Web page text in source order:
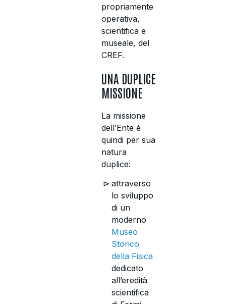
propriamente
operativa,
scientifica e
museale, del
CREF.
UNA DUPLICE
MISSIONE
La missione
dell’Ente è
quindi per sua
natura
duplice:
attraverso
lo sviluppo
di un
moderno
Museo
Storico
della Fisica
dedicato
all’eredità
scientifica